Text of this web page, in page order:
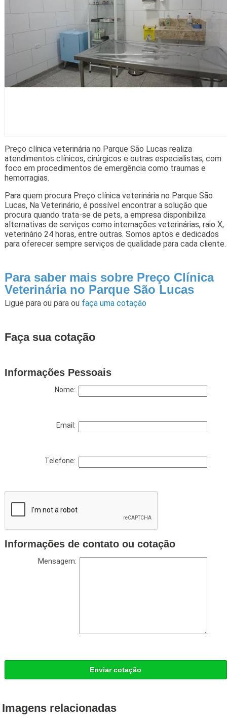
Preço clínica veterinária no Parque São Lucas realiza
atendimentos clínicos, cirúrgicos e outras especialistas, com
foco em procedimentos de emergência como traumas e
hemorragias.
Para quem procura Preço clínica veterinária no Parque São
Lucas, Na Veterinário, é possível encontrar a solução que
procura quando trata-se de pets, a empresa disponibiliza
alternativas de serviços como internações veterinárias, raio X,
veterinário 24 horas, entre outras. Somos aptos e dedicados
para oferecer sempre serviços de qualidade para cada cliente.
Para saber mais sobre Preço Clínica
Veterinária no Parque São Lucas
Ligue para ou para ou faça uma cotação
Faça sua cotação
Informações Pessoais
Nome:
Email:
Telefone:
Informações de contato ou cotação
Mensagem:
Enviar cotação
Imagens relacionadas